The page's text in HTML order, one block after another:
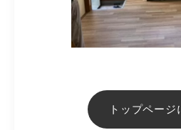
トップページ